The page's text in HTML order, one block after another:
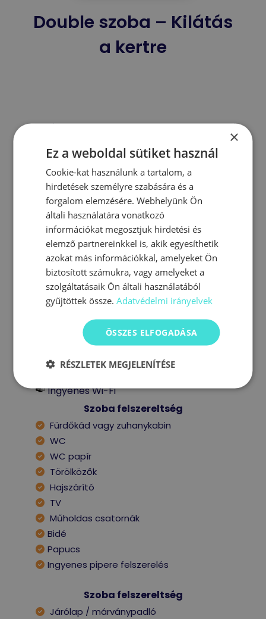
Double szoba – Kilátás
a kertre
Egy tér, ahol elmerülhet a hangulatos mexikói
légkörben, ahol csodálatos kilátás nyílik a
Szoba típusa
Kétszemélyes ágy / Két egyszemélyes
Óceánra /Medencére néző
Terület 20-45 m2
Erkélyes szoba Erkély / terasz
Légkondicionáló Légkondicionáló
Saját fürdőszoba Szobából
nyíló fürdőszoba
Ingyenes Wi-Fi
Szoba felszereltség
Fürdőkád vagy zuhanykabin
WC
WC papír
Törölközők
Hajszárító
TV
Műholdas csatornák
Bidé
Papucs
Ingyenes pipere felszerelés
Szoba felszereltség
Járólap / márványpadló
×
Ez a weboldal sütiket használ
Cookie-kat használunk a tartalom, a
hirdetések személyre szabására és a
forgalom elemzésére. Webhelyünk Ön
általi használatára vonatkozó
információkat megosztjuk hirdetési és
elemző partnereinkkel is, akik egyesíthetik
azokat más információkkal, amelyeket Ön
biztosított számukra, vagy amelyeket a
szolgáltatásaik Ön általi használatából
gyűjtöttek össze.Adatvédelmi irányelvek
ÖSSZES ELFOGADÁSA
RÉSZLETEK MEGJELENÍTÉSE